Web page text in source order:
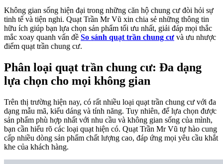
Không gian sống hiện đại trong những căn hộ chung cư đòi hỏi sự
tinh tế và tiện nghi. Quạt Trần Mr Vũ xin chia sẻ những thông tin
hữu ích giúp bạn lựa chọn sản phẩm tối ưu nhất, giải đáp mọi thắc
mắc xoay quanh vấn đề So sánh quạt trần chung cư và ưu nhược
điểm quạt trần chung cư.
Phân loại quạt trần chung cư: Đa dạng
lựa chọn cho mọi không gian
Trên thị trường hiện nay, có rất nhiều loại quạt trần chung cư với đa
dạng mẫu mã, kiểu dáng và tính năng. Tuy nhiên, để lựa chọn được
sản phẩm phù hợp nhất với nhu cầu và không gian sống của mình,
bạn cần hiểu rõ các loại quạt hiện có. Quạt Trần Mr Vũ tự hào cung
cấp nhiều dòng sản phẩm chất lượng cao, đáp ứng mọi yêu cầu khắt
khe của khách hàng.